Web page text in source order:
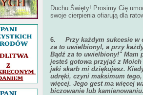
Duchu Święty! Prosimy Cię
swoje cierpienia ofiarują dla
6. Przy każdym sukcesie w
za to uwielbiony!, a przy
Bądź za to uwielbiony!" Mam
jesteś gotowa przyjąć z
jaki skarb mi dziękujesz.
udręki, czyni maksimum
więcej. Jego gest ma więcej
biczowanie lub